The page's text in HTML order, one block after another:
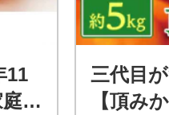
11
用
三代目
【頂み